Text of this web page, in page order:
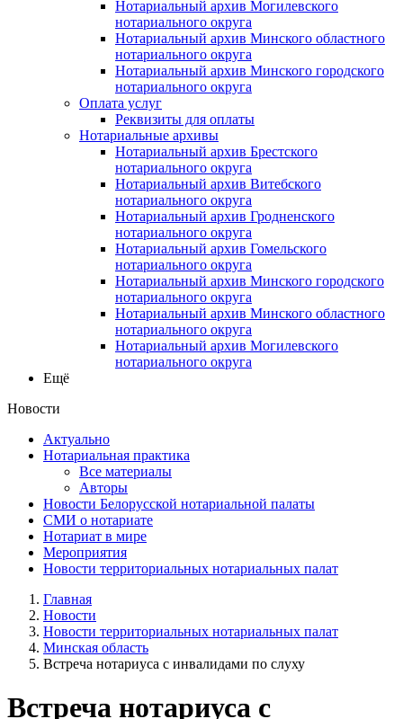
Нотариальный архив Могилевского
нотариального округа
Нотариальный архив Минского областного
нотариального округа
Нотариальный архив Минского городского
нотариального округа
Оплата услуг
Реквизиты для оплаты
Нотариальные архивы
Нотариальный архив Брестского
нотариального округа
Нотариальный архив Витебского
нотариального округа
Нотариальный архив Гродненского
нотариального округа
Нотариальный архив Гомельского
нотариального округа
Нотариальный архив Минского городского
нотариального округа
Нотариальный архив Минского областного
нотариального округа
Нотариальный архив Могилевского
нотариального округа
Ещё
Новости
Актуально
Нотариальная практика
Все материалы
Авторы
Новости Белорусской нотариальной палаты
СМИ о нотариате
Нотариат в мире
Мероприятия
Новости территориальных нотариальных палат
Главная
Новости
Новости территориальных нотариальных палат
Минская область
Встреча нотариуса с инвалидами по слуху
Встреча нотариуса с